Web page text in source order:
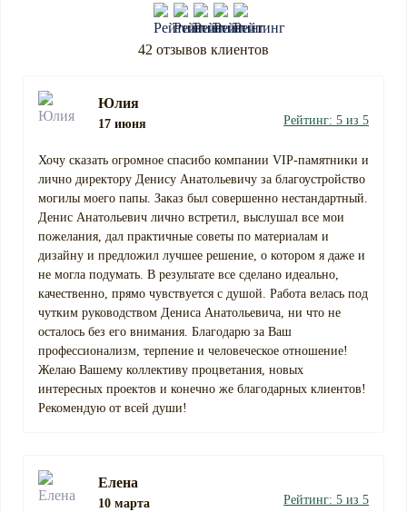
42 отзывов клиентов
Юлия
17 июня Рейтинг: 5 из 5
Хочу сказать огромное спасибо компании VIP-памятники и
лично директору Денису Анатольевичу за благоустройство
могилы моего папы. Заказ был совершенно нестандартный.
Денис Анатольевич лично встретил, выслушал все мои
пожелания, дал практичные советы по материалам и
дизайну и предложил лучшее решение, о котором я даже и
не могла подумать. В результате все сделано идеально,
качественно, прямо чувствуется с душой. Работа велась под
чутким руководством Дениса Анатольевича, ни что не
осталось без его внимания. Благодарю за Ваш
профессионализм, терпение и человеческое отношение!
Желаю Вашему коллективу процветания, новых
интересных проектов и конечно же благодарных клиентов!
Рекомендую от всей души!
Елена
10 марта Рейтинг: 5 из 5